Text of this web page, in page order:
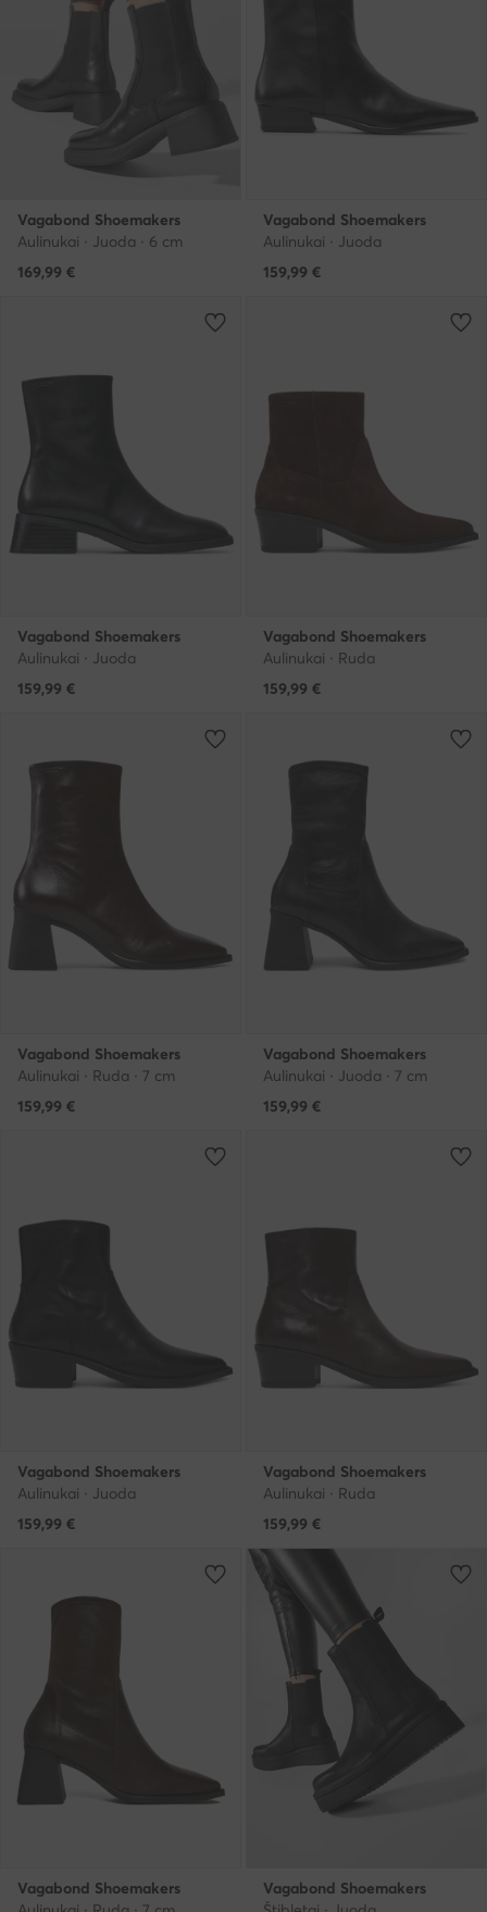
Vagabond Shoemakers
Aulinukai · Juoda · 6 cm
169,99 €
Vagabond Shoemakers
Aulinukai · Juoda
159,99 €
Vagabond Shoemakers
Aulinukai · Juoda
159,99 €
Vagabond Shoemakers
Aulinukai · Ruda
159,99 €
Vagabond Shoemakers
Aulinukai · Ruda · 7 cm
159,99 €
Vagabond Shoemakers
Aulinukai · Juoda · 7 cm
159,99 €
Vagabond Shoemakers
Aulinukai · Juoda
159,99 €
Vagabond Shoemakers
Aulinukai · Ruda
159,99 €
Vagabond Shoemakers
Vagabond Shoemakers